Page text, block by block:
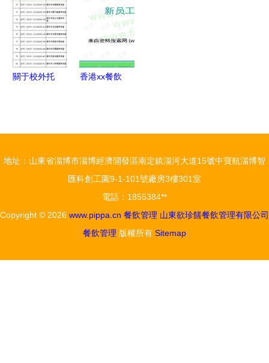
實踐指南
餐飲管理之
道
關于校外托
的公示
香港xx餐飲
地址：山東省淄博市淄博經濟開發區南定鎮淄河大道15號中寶航淄博智
匯科創工園9-1-101號廠房3樓301室
電話：1855384**
Copyright © 2026 www.pippa.cn 餐飲管理 山東欲珍饈餐飲管理有限公司
餐飲管理 版權所有 Sitemap